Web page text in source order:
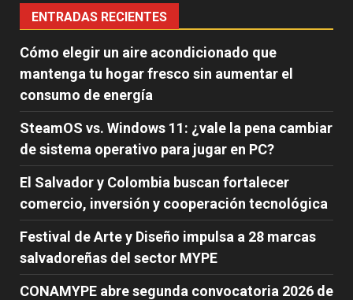
ENTRADAS RECIENTES
Cómo elegir un aire acondicionado que
mantenga tu hogar fresco sin aumentar el
consumo de energía
SteamOS vs. Windows 11: ¿vale la pena cambiar
de sistema operativo para jugar en PC?
El Salvador y Colombia buscan fortalecer
comercio, inversión y cooperación tecnológica
Festival de Arte y Diseño impulsa a 28 marcas
salvadoreñas del sector MYPE
CONAMYPE abre segunda convocatoria 2026 de